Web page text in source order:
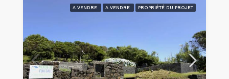
A VENDRE A VENDRE PROPRIÉTÉ DU PROJET